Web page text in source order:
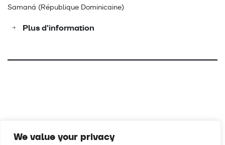
We value your privacy
Samaná (République Dominicaine)
Plus d'information